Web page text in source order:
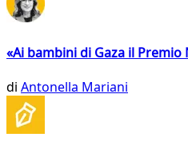
«Ai bambini di Gaza il Premio
di Antonella Mariani